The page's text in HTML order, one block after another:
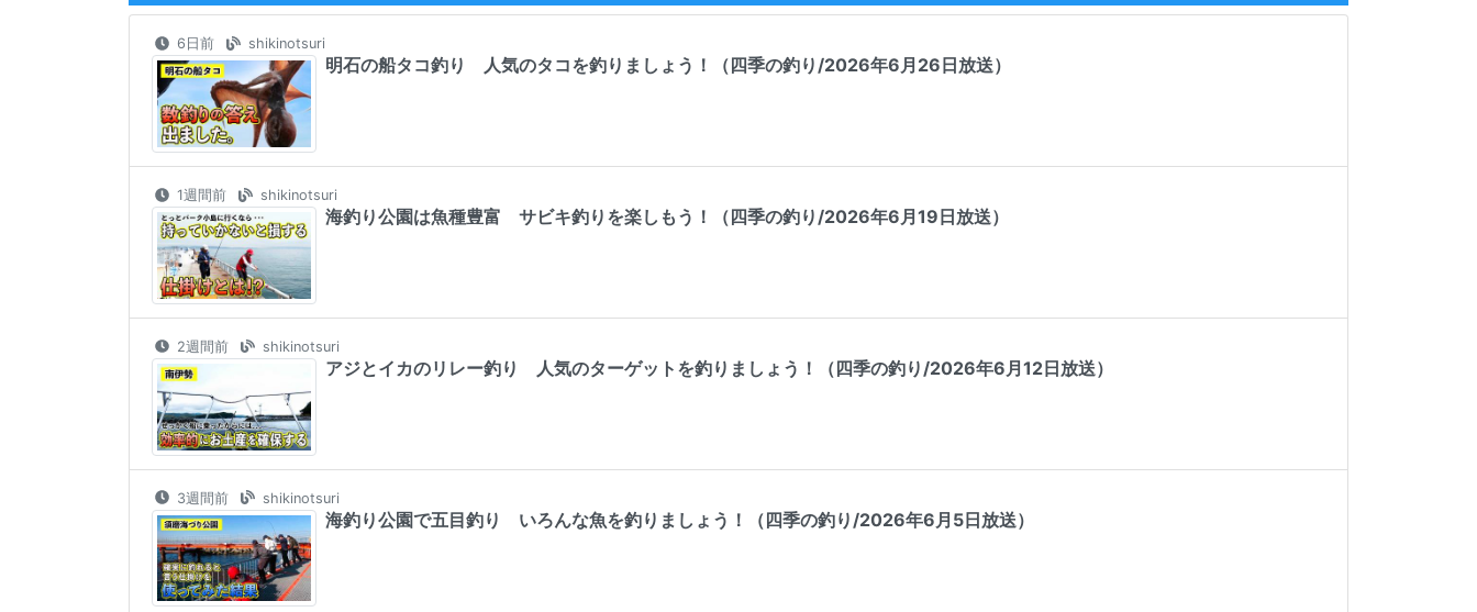
6日前 shikinotsuri
明石の船タコ釣り 人気のタコを釣りましょう！（四季の釣り/2026年6月26日放送）
1週間前 shikinotsuri
海釣り公園は魚種豊富 サビキ釣りを楽しもう！（四季の釣り/2026年6月19日放送）
2週間前 shikinotsuri
アジとイカのリレー釣り 人気のターゲットを釣りましょう！（四季の釣り/2026年6月12日放送）
3週間前 shikinotsuri
海釣り公園で五目釣り いろんな魚を釣りましょう！（四季の釣り/2026年6月5日放送）